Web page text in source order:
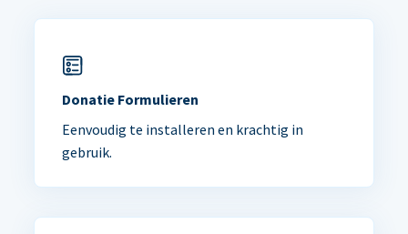
Donatie Formulieren
Eenvoudig te installeren en krachtig in
gebruik.